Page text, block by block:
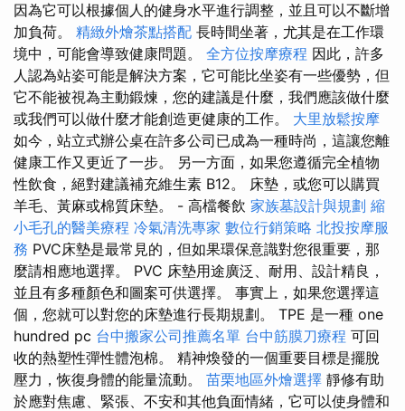
因為它可以根據個人的健身水平進行調整，並且可以不斷增
加負荷。 精緻外燴茶點搭配 長時間坐著，尤其是在工作環
境中，可能會導致健康問題。 全方位按摩療程 因此，許多
人認為站姿可能是解決方案，它可能比坐姿有一些優勢，但
它不能被視為主動鍛煉，您的建議是什麼，我們應該做什麼
或我們可以做什麼才能創造更健康的工作。 大里放鬆按摩
如今，站立式辦公桌在許多公司已成為一種時尚，這讓您離
健康工作又更近了一步。 另一方面，如果您遵循完全植物
性飲食，絕對建議補充維生素 B12。 床墊，或您可以購買
羊毛、黃麻或棉質床墊。 - 高檔餐飲 家族墓設計與規劃 縮
小毛孔的醫美療程 冷氣清洗專家 數位行銷策略 北投按摩服
務 PVC床墊是最常見的，但如果環保意識對您很重要，那
麼請相應地選擇。 PVC 床墊用途廣泛、耐用、設計精良，
並且有多種顏色和圖案可供選擇。 事實上，如果您選擇這
個，您就可以對您的床墊進行長期規劃。 TPE 是一種 one
hundred pc 台中搬家公司推薦名單 台中筋膜刀療程 可回
收的熱塑性彈性體泡棉。 精神煥發的一個重要目標是擺脫
壓力，恢復身體的能量流動。 苗栗地區外燴選擇 靜修有助
於應對焦慮、緊張、不安和其他負面情緒，它可以使身體和